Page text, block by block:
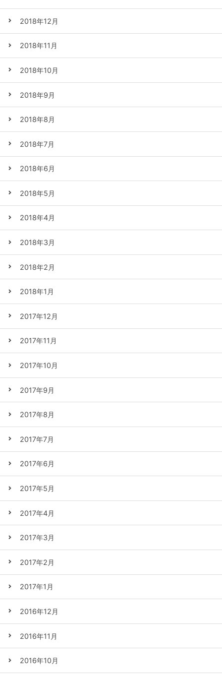
2018年12月
2018年11月
2018年10月
2018年9月
2018年8月
2018年7月
2018年6月
2018年5月
2018年4月
2018年3月
2018年2月
2018年1月
2017年12月
2017年11月
2017年10月
2017年9月
2017年8月
2017年7月
2017年6月
2017年5月
2017年4月
2017年3月
2017年2月
2017年1月
2016年12月
2016年11月
2016年10月